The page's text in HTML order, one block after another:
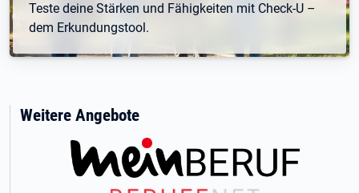
Teste deine Stärken und Fähigkeiten mit Check-U –
dem Erkundungstool.
Weitere Angebote